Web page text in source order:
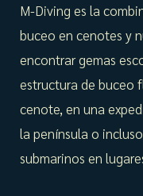
M-Diving es la
buceo en cenotes y
encontrar gemas
estructura de buceo
cenote, en una
la península o
submarinos en